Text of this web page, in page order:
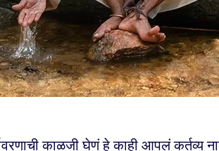
काळजी घेणं हे काही आपलं कर्तव्य